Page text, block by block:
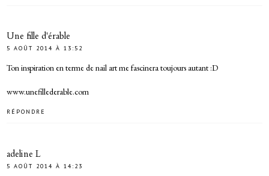
Une fille d'érable
5 AOÛT 2014 À 13:52
Ton inspiration en terme de nail art me fascinera toujours autant :D
www.unefillederable.com
RÉPONDRE
adeline L
5 AOÛT 2014 À 14:23